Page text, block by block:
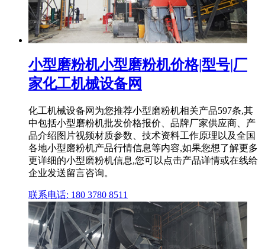
小型磨粉机小型磨粉机价格|型号|厂
家化工机械设备网
化工机械设备网为您推荐小型磨粉机相关产品597条,其
中包括小型磨粉机批发价格报价、品牌厂家供应商、产
品介绍图片视频材质参数、技术资料工作原理以及全国
各地小型磨粉机产品行情信息等内容,如果您想了解更多
更详细的小型磨粉机信息,您可以点击产品详情或在线给
企业发送留言咨询。
联系电话: 180 3780 8511